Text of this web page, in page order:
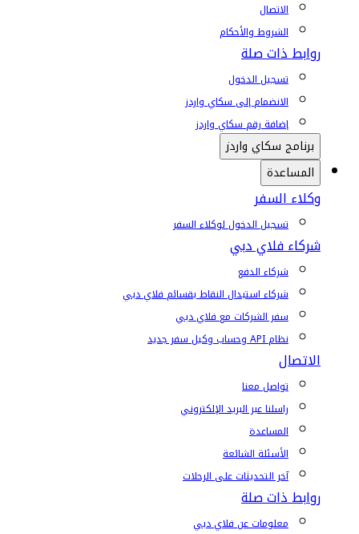
الاتصال
الشروط والأحكام
روابط ذات صلة
تسجيل الدخول
الانضمام إلى سكاي واردز
إضافة رقم سكاي واردز
برنامج سكاي واردز
المساعدة
وكلاء السفر
تسجيل الدخول لوكلاء السفر
شركاء فلاي دبي
شركاء الدفع
شركاء استبدال النقاط بقسائم فلاي دبي
سفر الشركات مع فلاي دبي
نظام API وحساب وكيل سفر جديد
الاتصال
تواصل معنا
راسلنا عبر البريد الإلكتروني
المساعدة
الأسئلة الشائعة
آخر التحديثات على الرحلات
روابط ذات صلة
معلومات عن فلاي دبي